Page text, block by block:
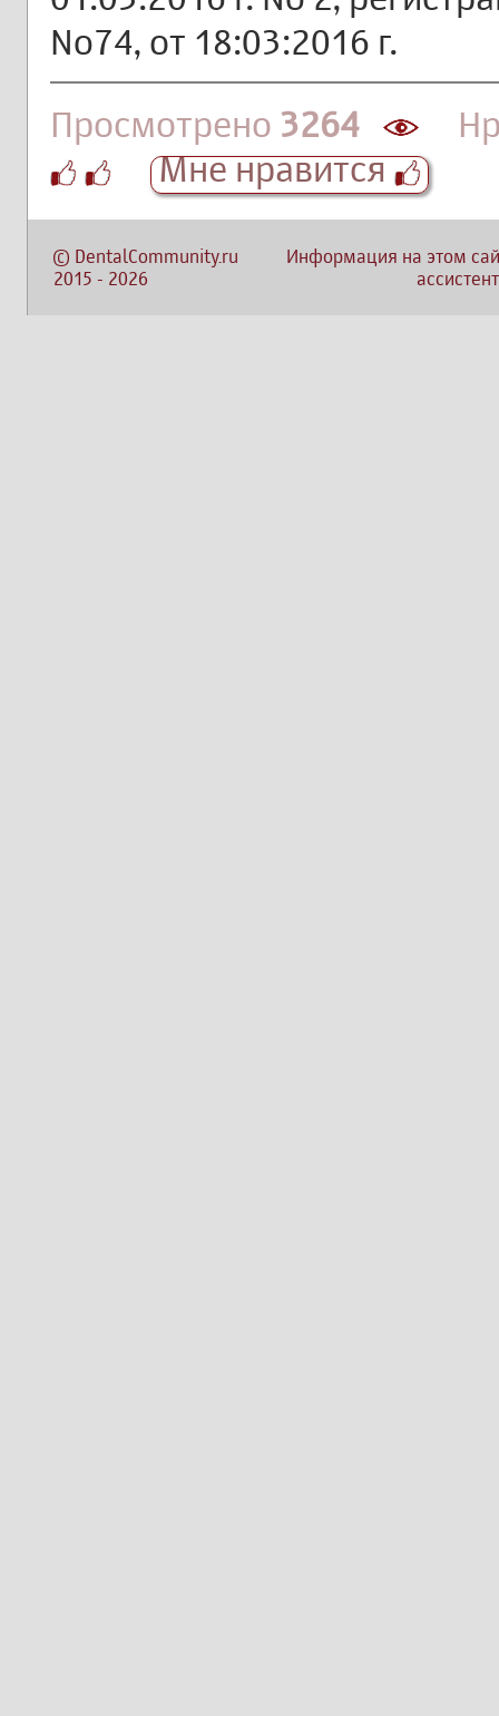
No74, от 18:03:2016 г.
Просмотрено 3264
Мне нравится
© DentalCommunity.ru
2015 - 2026
Информация на этом